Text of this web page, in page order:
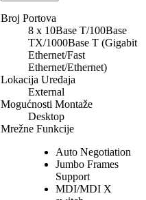
Broj Portova
8 x 10Base T/100Base
TX/1000Base T (Gigabit
Ethernet/Fast
Ethernet/Ethernet)
Lokacija Uređaja
External
Mogućnosti Montaže
Desktop
Mrežne Funkcije
Auto Negotiation
Jumbo Frames
Support
MDI/MDI X